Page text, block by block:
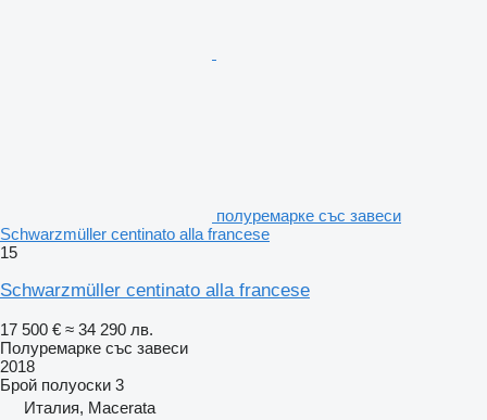
полуремарке със завеси
Schwarzmüller centinato alla francese
15
Schwarzmüller centinato alla francese
17 500 € ≈ 34 290 лв.
Полуремарке със завеси
2018
Брой полуоски 3
Италия, Macerata